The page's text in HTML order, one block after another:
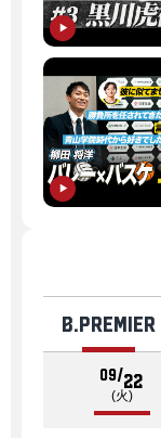
B.PREMIER
09/22
(火)